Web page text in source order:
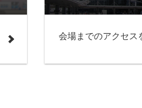
会場までのアクセス